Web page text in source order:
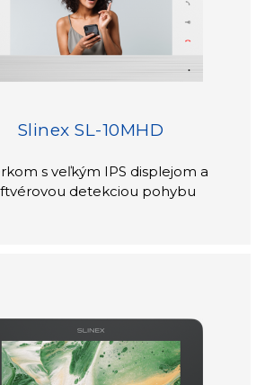
Slinex SL-10MHD
s veľkým IPS displejom a
detekciou pohybu